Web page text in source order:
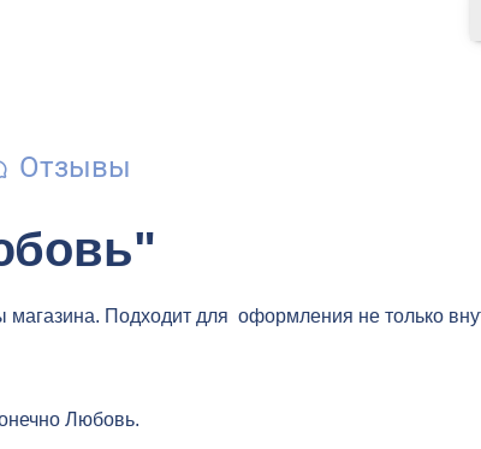
Отзывы
магазина. Подходит для оформления не только
Любовь.